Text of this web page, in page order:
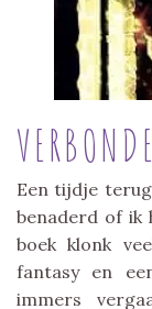
Een tijdje
benaderd of ik
boek klonk
fantasy en
immers